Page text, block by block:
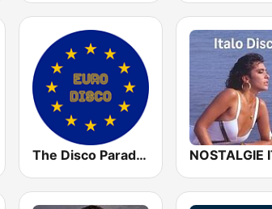
The Disco Paradise - Euro Disco